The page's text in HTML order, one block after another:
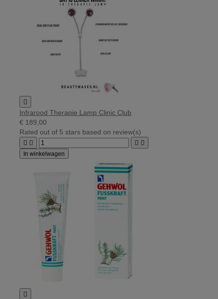

Infrarood Therapie Lamp Clinic Club
€ 189,00
Rated out of 5 stars based on review(s)
   
In winkelwagen
